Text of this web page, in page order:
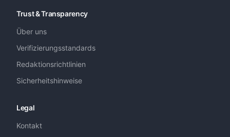
Trust & Transparency
Über uns
Verifizierungsstandards
Redaktionsrichtlinien
Sicherheitshinweise
Legal
Kontakt